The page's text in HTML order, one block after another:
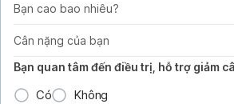
Bạn cao bao nhiêu?
Cân nặng của bạn
Bạn quan tâm đến điều trị, hỗ trợ giảm
Có Không